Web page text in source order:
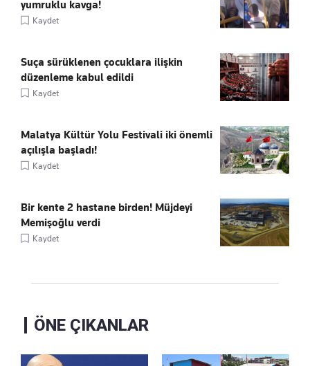
yumruklu kavga!
Kaydet
Suça sürüklenen çocuklara ilişkin
düzenleme kabul edildi
Kaydet
Malatya Kültür Yolu Festivali iki önemli
açılışla başladı!
Kaydet
Bir kente 2 hastane birden! Müjdeyi
Memişoğlu verdi
Kaydet
ÖNE ÇIKANLAR